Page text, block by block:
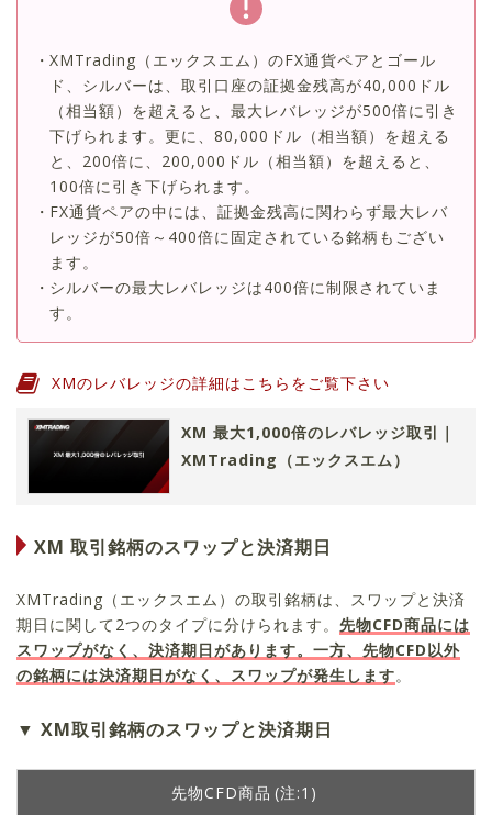
XMTrading（エックスエム）のFX通貨ペアとゴール
ド、シルバーは、取引口座の証拠金残高が40,000ドル
（相当額）を超えると、最大レバレッジが500倍に引き
下げられます。更に、80,000ドル（相当額）を超える
と、200倍に、200,000ドル（相当額）を超えると、
100倍に引き下げられます。
FX通貨ペアの中には、証拠金残高に関わらず最大レバ
レッジが50倍～400倍に固定されている銘柄もござい
ます。
シルバーの最大レバレッジは400倍に制限されていま
す。
XMのレバレッジの詳細はこちらをご覧下さい
XM 最大1,000倍のレバレッジ取引｜
XMTrading（エックスエム）
XM 取引銘柄のスワップと決済期日
XMTrading（エックスエム）の取引銘柄は、スワップと決済
期日に関して2つのタイプに分けられます。 先物CFD商品には
スワップがなく、決済期日があります。一方、先物CFD以外
の銘柄には決済期日がなく、スワップが発生します。
XM取引銘柄のスワップと決済期日
先物CFD商品 (注:1)